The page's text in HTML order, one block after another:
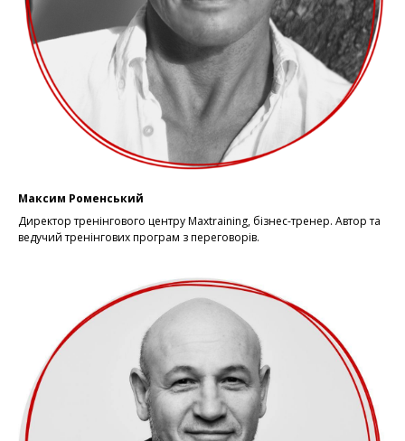
Максим Роменський
Директор тренінгового центру Maxtraining, бізнес-тренер. Автор та
ведучий тренінгових програм з переговорів.